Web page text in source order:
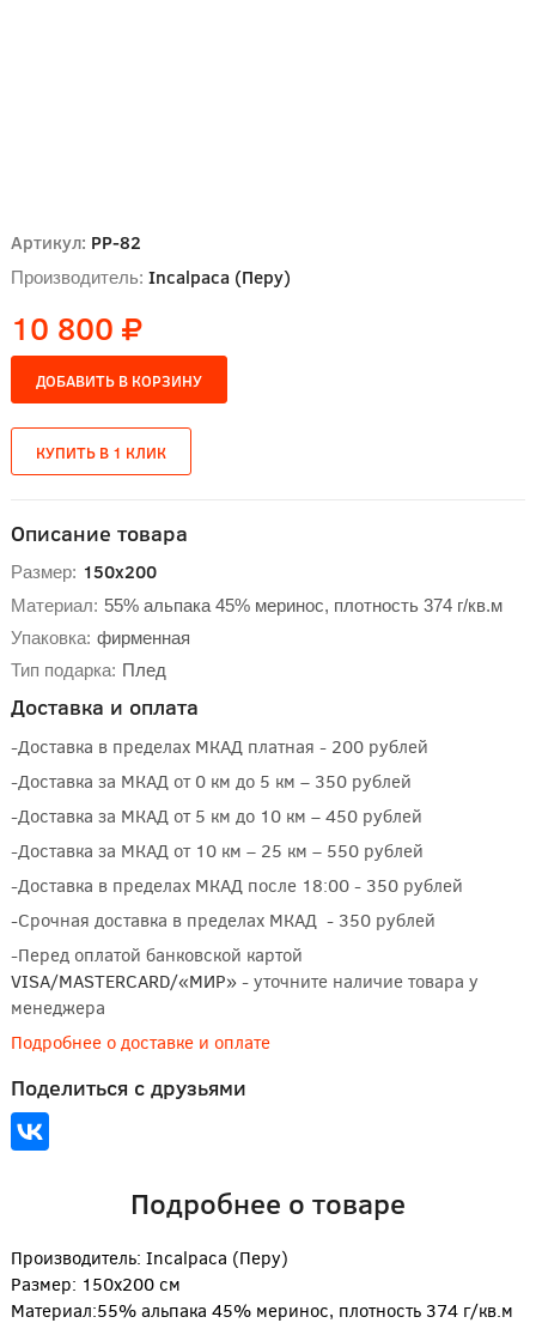
Артикул: РР-82
Производитель: Incalpaca (Перу)
10 800
Описание товара
Размер: 150х200
Материал: 55% альпака 45% меринос, плотность 374 г/кв.м
Упаковка: фирменная
Тип подарка: Плед
Доставка и оплата
-Доставка в пределах МКАД платная - 200 рублей
-Доставка за МКАД от 0 км до 5 км – 350 рублей
-Доставка за МКАД от 5 км до 10 км – 450 рублей
-Доставка за МКАД от 10 км – 25 км – 550 рублей
-Доставка в пределах МКАД после 18:00 - 350 рублей
-Срочная доставка в пределах МКАД - 350 рублей
-Перед оплатой банковской картой
VISA/MASTERCARD/«МИР»- уточните наличие товара у
менеджера
Подробнее о доставке и оплате
Поделиться с друзьями
Подробнее о товаре
Производитель: Incalpaca (Перу)
Размер: 150х200 см
Материал:55% альпака 45% меринос, плотность 374 г/кв.м